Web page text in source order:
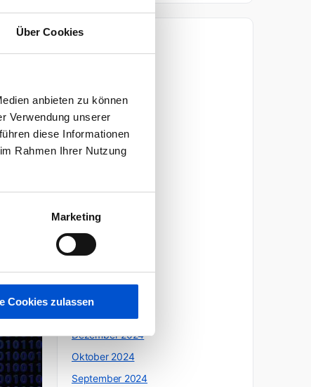
Über Cookies
anbieten zu können
Verwendung unserer
diese Informationen
Rahmen Ihrer Nutzung
Marketing
Cookies zulassen
April 2026
März 2026
November 2025
Oktober 2025
Mai 2025
April 2025
März 2025
Dezember 2024
Oktober 2024
September 2024